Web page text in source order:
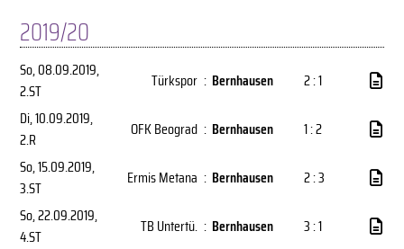
2019/20
So, 08.09.2019,
2.ST
Türkspor : Bernhausen
2 : 1
Di, 10.09.2019,
2.R
OFK Beograd : Bernhausen
1 : 2
So, 15.09.2019,
3.ST
Ermis Metana : Bernhausen
2 : 3
So, 22.09.2019,
4.ST
TB Untertü. : Bernhausen
3 : 1